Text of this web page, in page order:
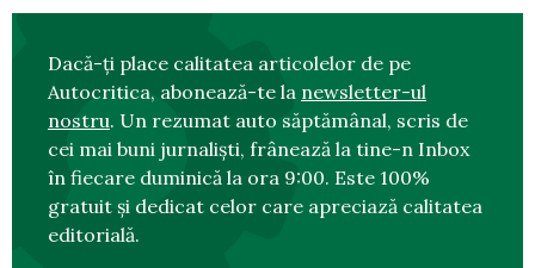
Dacă-ți place calitatea articolelor de pe
Autocritica, abonează-te la newsletter-ul
nostru. Un rezumat auto săptămânal, scris de
cei mai buni jurnaliști, frânează la tine-n Inbox
în fiecare duminică la ora 9:00. Este 100%
gratuit și dedicat celor care apreciază calitatea
editorială.